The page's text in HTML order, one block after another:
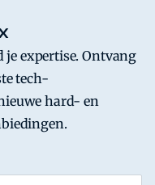
je expertise. Ontvang
tech-
hard- en